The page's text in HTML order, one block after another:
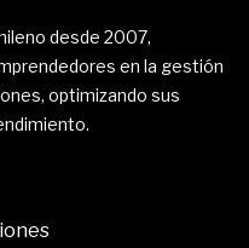
desde 2007,
en la gestión
optimizando sus